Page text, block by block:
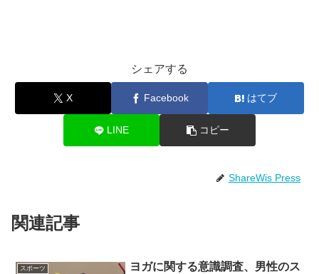
シェアする
X Facebook はてブ
LINE コピー
ShareWis Press
関連記事
スポーツ
ヨガに関する意識調査、男性のス